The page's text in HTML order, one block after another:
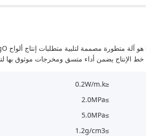
خط الإنتاج يضمن أداء متسق ومخرجات موثوق بها
≤0.2W/m.k
≥2.0MPa
≥5.0MPa
≥1.2g/cm3